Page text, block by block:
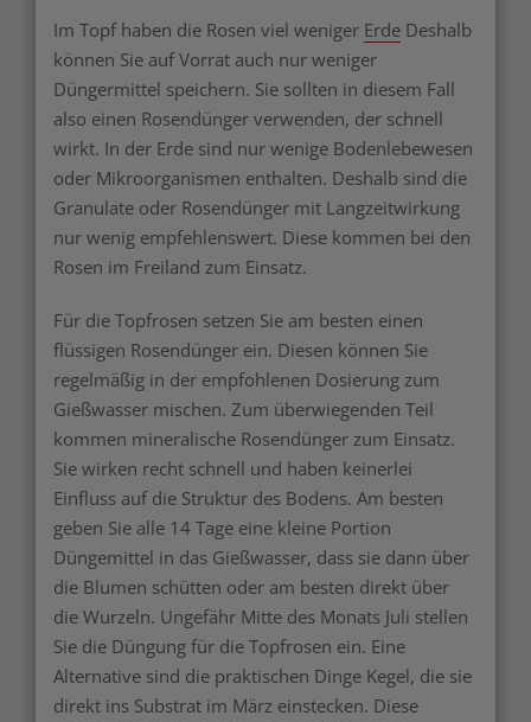
Im Topf haben die Rosen viel weniger Erde Deshalb
können Sie auf Vorrat auch nur weniger
Düngermittel speichern. Sie sollten in diesem Fall
also einen Rosendünger verwenden, der schnell
wirkt. In der Erde sind nur wenige Bodenlebewesen
oder Mikroorganismen enthalten. Deshalb sind die
Granulate oder Rosendünger mit Langzeitwirkung
nur wenig empfehlenswert. Diese kommen bei den
Rosen im Freiland zum Einsatz.
Für die Topfrosen setzen Sie am besten einen
flüssigen Rosendünger ein. Diesen können Sie
regelmäßig in der empfohlenen Dosierung zum
Gießwasser mischen. Zum überwiegenden Teil
kommen mineralische Rosendünger zum Einsatz.
Sie wirken recht schnell und haben keinerlei
Einfluss auf die Struktur des Bodens. Am besten
geben Sie alle 14 Tage eine kleine Portion
Düngemittel in das Gießwasser, dass sie dann über
die Blumen schütten oder am besten direkt über
die Wurzeln. Ungefähr Mitte des Monats Juli stellen
Sie die Düngung für die Topfrosen ein. Eine
Alternative sind die praktischen Dinge Kegel, die sie
direkt ins Substrat im März einstecken. Diese